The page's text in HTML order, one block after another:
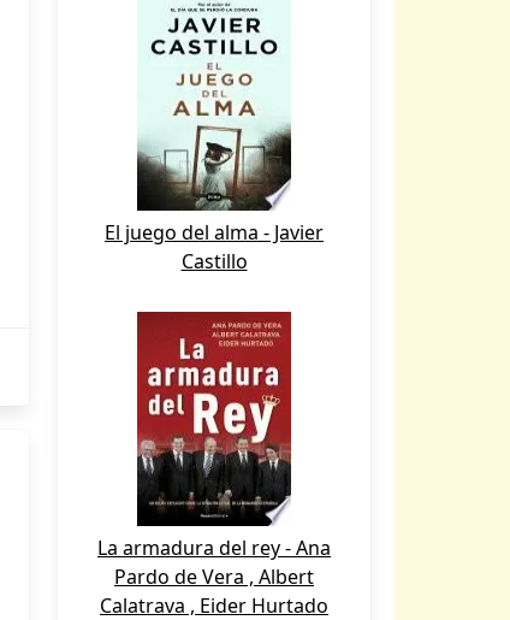
El juego del alma - Javier
Castillo
La armadura del rey - Ana
Pardo de Vera , Albert
Calatrava , Eider Hurtado